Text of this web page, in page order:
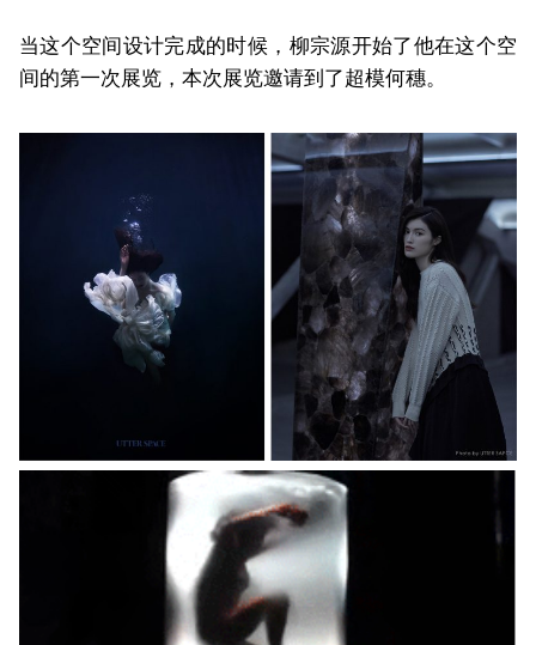
当这个空间设计完成的时候，柳宗源开始了他在这个空
间的第一次展览，本次展览邀请到了超模何穗。